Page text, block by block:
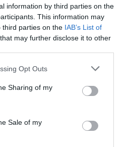
information by third parties on the
This information may
third parties on the IAB’s List of
that may further disclose it to other
Opt Outs
Sharing of my
Sale of my
luat-o a fost să nu mai
am făcut mulţi paşti şi am
E vremea pentru
poetul
primitoare cu